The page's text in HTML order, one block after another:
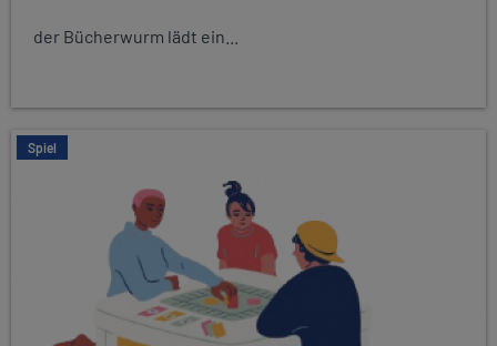
der Bücherwurm lädt ein...
Spiel